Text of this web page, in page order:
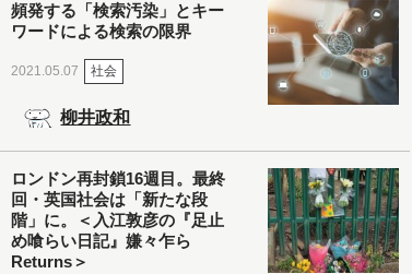
頻発する「検索汚染」とキー
ワードによる検索の限界
2021.05.07 社会
柳井政和
ロンドン再封鎖16週目。最終
回・英国社会は「新たな段
階」に。＜入江敦彦の『足止
め喰らい日記』嫌々乍ら
Returns＞